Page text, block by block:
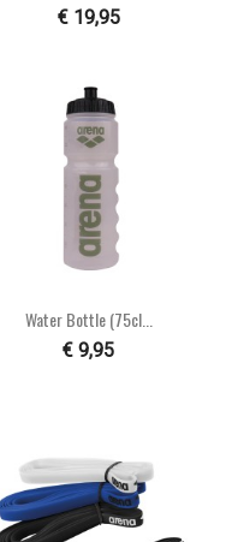
€ 19,95
Water Bottle (75cl...
€ 9,95